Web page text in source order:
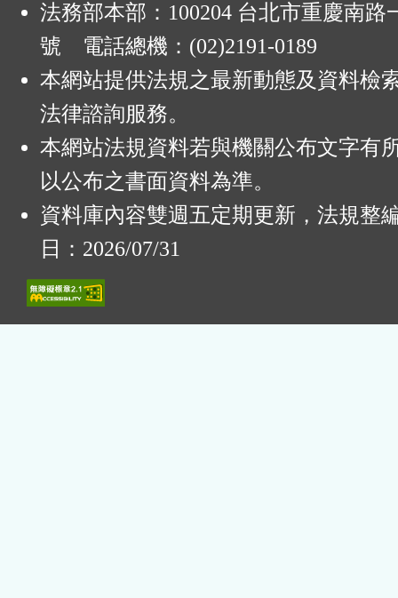
法務部本部：100204 台北市重慶南路
號 電話總機：(02)2191-0189
本網站提供法規之最新動態及資料檢
法律諮詢服務。
本網站法規資料若與機關公布文字有
以公布之書面資料為準。
資料庫內容雙週五定期更新，法規整
日：2026/07/31